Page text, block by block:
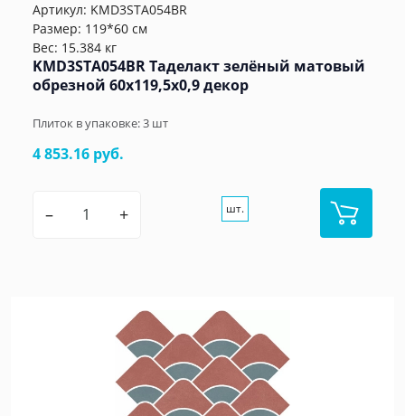
Артикул: KMD3STA054BR
Размер: 119*60 см
Вес: 15.384 кг
KMD3STA054BR Таделакт зелёный матовый
обрезной 60x119,5x0,9 декор
Плиток в упаковке:3 шт
4 853.16 руб.
– + шт.